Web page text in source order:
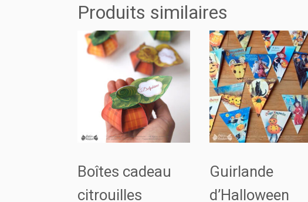
Produits similaires
Boîtes cadeau
citrouilles
Guirlande
d’Halloween